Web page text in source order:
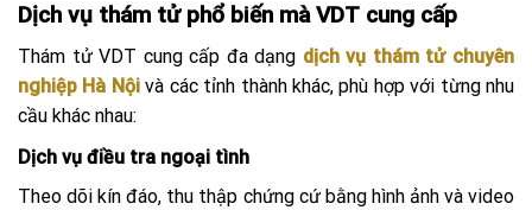
Dịch vụ thám tử phổ biến mà VDT cung cấp
Thám tử VDT cung cấp đa dạng dịch vụ thám tử chuyên
nghiệp Hà Nộivà các tỉnh thành khác, phù hợp với từng nhu
cầu khác nhau:
Dịch vụ điều tra ngoại tình
Theo dõi kín đáo, thu thập chứng cứ bằng hình ảnh và video